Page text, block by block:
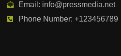
Email: info@pressmedia.net
Phone Number: +123456789